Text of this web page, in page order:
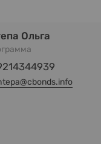
Ольга